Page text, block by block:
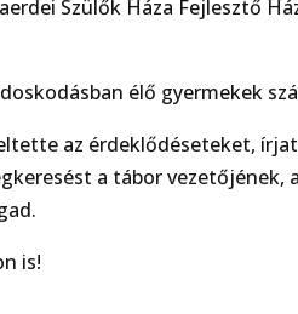
Szülők Háza Fejlesztő
élő gyermekek
az érdeklődéseteket,
a tábor vezetőjének,
is!